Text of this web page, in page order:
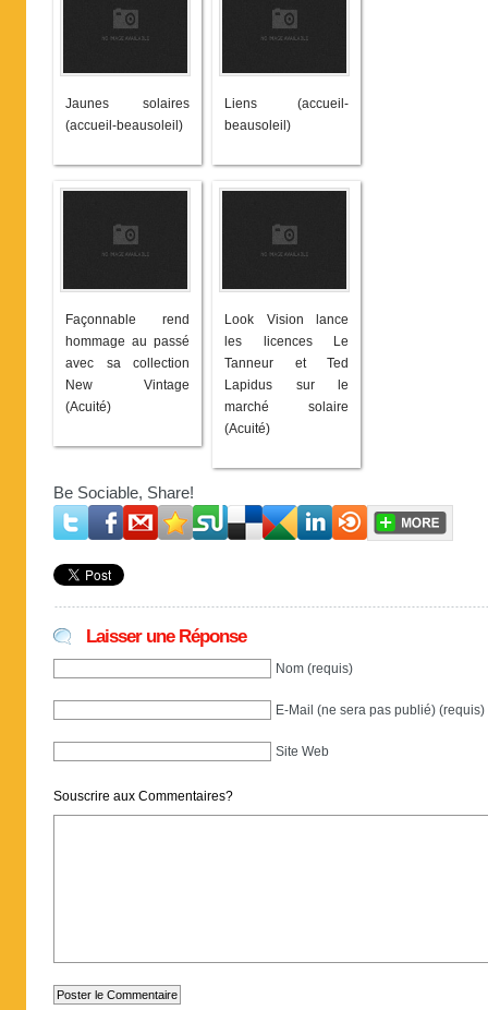
Jaunes solaires
(accueil-beausoleil)
Liens (accueil-
beausoleil)
Façonnable rend
hommage au passé
avec sa collection
New Vintage
(Acuité)
Look Vision lance
les licences Le
Tanneur et Ted
Lapidus sur le
marché solaire
(Acuité)
Be Sociable, Share!
Laisser une Réponse
Nom (requis)
E-Mail (ne sera pas publié) (requis)
Site Web
Souscrire aux Commentaires?